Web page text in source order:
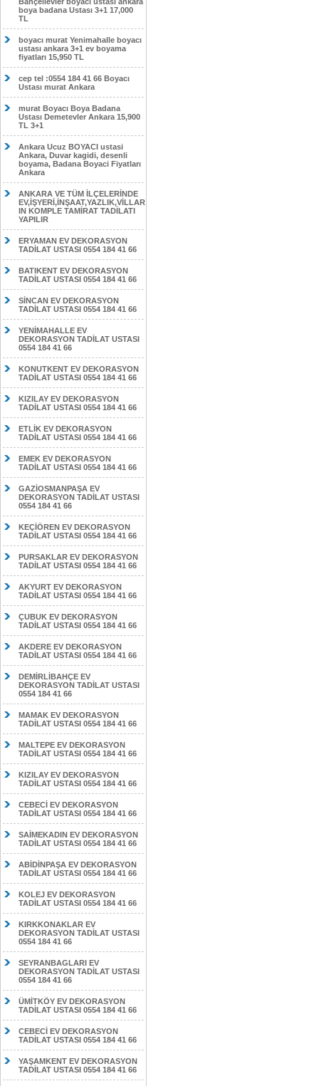
boya badana Ustası 3+1 17,000
TL
boyacı murat Yenimahalle boyacı
ustası ankara 3+1 ev boyama
fiyatları 15,950 TL
cep tel :0554 184 41 66 Boyacı
Ustası murat Ankara
murat Boyacı Boya Badana
Ustası Demetevler Ankara 15,900
TL 3+1
Ankara Ucuz BOYACI ustasi
Ankara, Duvar kagidi, desenli
boyama, Badana Boyaci Fiyatları
Ankara
ANKARA VE TÜM İLÇELERİNDE
EV,İŞYERİ,İNŞAAT,YAZLIK,VİLLAR
IN KOMPLE TAMİRAT TADİLATI
YAPILIR
ERYAMAN EV DEKORASYON
TADİLAT USTASI 0554 184 41 66
BATIKENT EV DEKORASYON
TADİLAT USTASI 0554 184 41 66
SİNCAN EV DEKORASYON
TADİLAT USTASI 0554 184 41 66
YENİMAHALLE EV
DEKORASYON TADİLAT USTASI
0554 184 41 66
KONUTKENT EV DEKORASYON
TADİLAT USTASI 0554 184 41 66
KIZILAY EV DEKORASYON
TADİLAT USTASI 0554 184 41 66
ETLİK EV DEKORASYON
TADİLAT USTASI 0554 184 41 66
EMEK EV DEKORASYON
TADİLAT USTASI 0554 184 41 66
GAZİOSMANPAŞA EV
DEKORASYON TADİLAT USTASI
0554 184 41 66
KEÇİÖREN EV DEKORASYON
TADİLAT USTASI 0554 184 41 66
PURSAKLAR EV DEKORASYON
TADİLAT USTASI 0554 184 41 66
AKYURT EV DEKORASYON
TADİLAT USTASI 0554 184 41 66
ÇUBUK EV DEKORASYON
TADİLAT USTASI 0554 184 41 66
AKDERE EV DEKORASYON
TADİLAT USTASI 0554 184 41 66
DEMİRLİBAHÇE EV
DEKORASYON TADİLAT USTASI
0554 184 41 66
MAMAK EV DEKORASYON
TADİLAT USTASI 0554 184 41 66
MALTEPE EV DEKORASYON
TADİLAT USTASI 0554 184 41 66
KIZILAY EV DEKORASYON
TADİLAT USTASI 0554 184 41 66
CEBECİ EV DEKORASYON
TADİLAT USTASI 0554 184 41 66
SAİMEKADIN EV DEKORASYON
TADİLAT USTASI 0554 184 41 66
ABİDİNPAŞA EV DEKORASYON
TADİLAT USTASI 0554 184 41 66
KOLEJ EV DEKORASYON
TADİLAT USTASI 0554 184 41 66
KIRKKONAKLAR EV
DEKORASYON TADİLAT USTASI
0554 184 41 66
SEYRANBAGLARI EV
DEKORASYON TADİLAT USTASI
0554 184 41 66
ÜMİTKÖY EV DEKORASYON
TADİLAT USTASI 0554 184 41 66
CEBECİ EV DEKORASYON
TADİLAT USTASI 0554 184 41 66
YAŞAMKENT EV DEKORASYON
TADİLAT USTASI 0554 184 41 66